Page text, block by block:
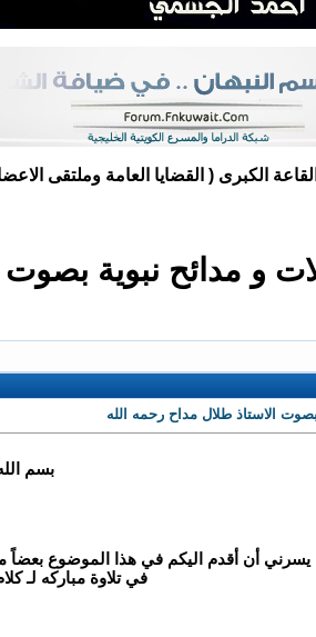
القاعة الكبرى ( القضايا العامة وملتقى
و مدائح نبوية
الاستاذ طلال مداح رحمه الله
بسم
يسرني أن أقدم اليكم في هذا الموضوع بعضاً
في تلاوة مباركه لـ